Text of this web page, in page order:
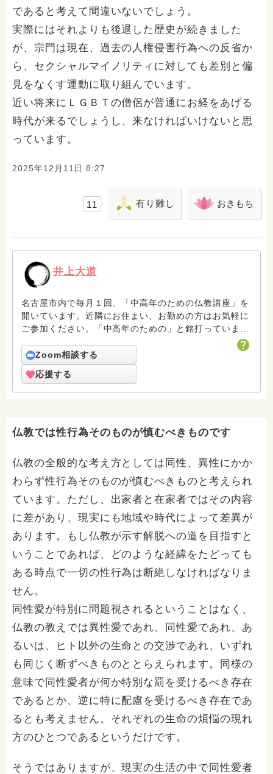
であると考えて間違いないでしょう。
実際にはそれよりも後退した歴史が続きました
が、宗門は現在、過去の人権侵害行為への反省か
ら、セクシャルマイノリティに対しても差別と偏
見をなくす運動に取り組んでいます。
近い将来にＬＧＢＴの僧侶が普通にお経をあげる
時代が来るでしょうし、来なければいけないと思
っています。
2025年12月11日 8:27
11 有り難し おきもち
井上大道
名古屋市内で毎月１回、「中高年のための仏教講座」を
開いています。近隣にお住まい、お勤めの方はお気軽に
ご参加ください。「中高年のための」と銘打っています
（https://bfmab.com）をご覧ください。
Zoom相談する
応援する
仏教では性行為そのものが慎むべきものです
仏教の全般的な考え方としては同性、異性にかか
わらず性行為そのものが慎むべきものと考えられ
ています。ただし、出家者と在家者ではその内容
に差があり、現実にも地域や時代によって差異が
あります。もし仏教が示す解脱への道を目指すと
いうことであれば、どのような経緯をたどっても
ある時点で一切の性行為は断絶しなければなりま
せん。
同性愛が特別に問題視されるということはなく、
仏教の教えでは異性愛であれ、同性愛であれ、あ
るいは、ヒト以外の生命との交渉であれ、いずれ
も同じく断ずべきものととらえられます。同様の
意味で同性愛者が何か特別な罰を受けるべき存在
であるとか、逆に特に配慮を受けるべき存在であ
るとも考えません。それぞれの生命の煩悩の現れ
方のひとつであるというだけです。
そうではありますが、現実の生活の中で同性愛者